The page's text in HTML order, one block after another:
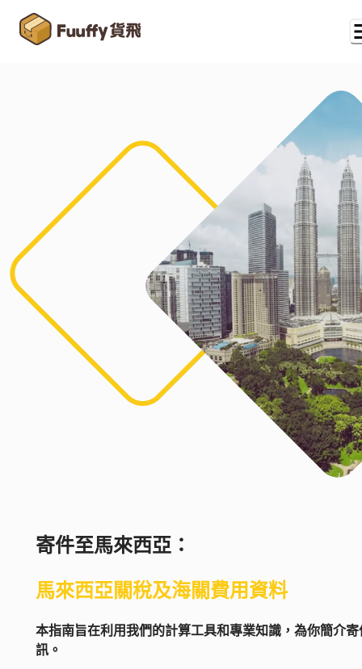
寄件至馬來西亞 ：
馬來西亞關稅及海關費用資料
本指南旨在利用我們的計算工具和專業知識，為你簡介
訊。